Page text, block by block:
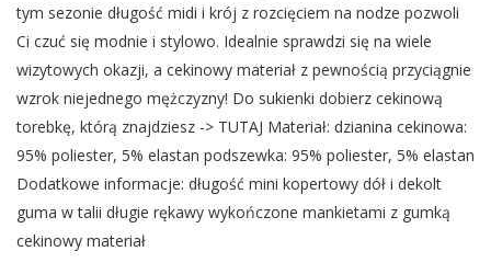
tym sezonie długość midi i krój z rozcięciem na nodze pozwoli
Ci czuć się modnie i stylowo. Idealnie sprawdzi się na wiele
wizytowych okazji, a cekinowy materiał z pewnością przyciągnie
wzrok niejednego mężczyzny! Do sukienki dobierz cekinową
torebkę, którą znajdziesz -> TUTAJ Materiał: dzianina cekinowa:
95% poliester, 5% elastan podszewka: 95% poliester, 5% elastan
Dodatkowe informacje: długość mini kopertowy dół i dekolt
guma w talii długie rękawy wykończone mankietami z gumką
cekinowy materiał